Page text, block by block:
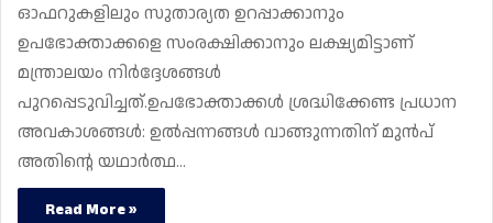
ഓഫറുകളിലും സുതാര്യത ഉറപ്പാക്കാനും
ഉപഭോക്താക്കളെ സംരക്ഷിക്കാനും ലക്ഷ്യമിട്ടാണ്
മന്ത്രാലയം നിർദ്ദേശങ്ങൾ
പുറപ്പെടുവിച്ചത്.ഉപഭോക്താക്കൾ ശ്രദ്ധിക്കേണ്ട പ്രധാന
അവകാശങ്ങൾ: ഉൽപ്പന്നങ്ങൾ വാങ്ങുന്നതിന് മുൻപ്
അതിന്റെ യഥാർത്ഥ…
Read More »